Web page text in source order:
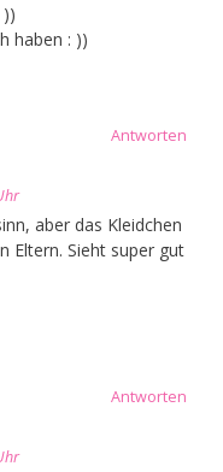
haben : ))
Antworten
aber das Kleidchen
Eltern. Sieht super gut
Antworten